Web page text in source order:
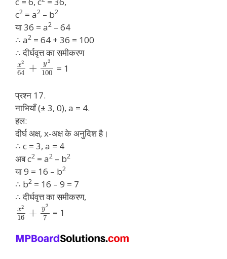
c2 = a2 – b2
या 36 = a2 – 64
∴ a2 = 64 + 36 = 100
∴ दीर्घवृत्त का समीकरण
x2
64 + y2
100 = 1
प्रश्न 17.
नाभियाँ (± 3, 0), a = 4.
हल:
दीर्घ अक्ष, x-अक्ष के अनुदिश है।
∴ c = 3, a = 4
अब c2 = a2 – b2
या 9 = 16 – b2
∴ b2 = 16 – 9 = 7
∴ दीर्घवृत्त का समीकरण,
x2
16 + y2
7 = 1